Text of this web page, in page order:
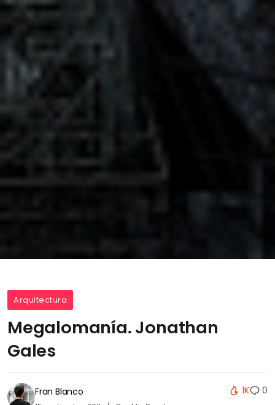
Arquitectura
Megalomanía. Jonathan
Gales
Fran Blanco 1K 0